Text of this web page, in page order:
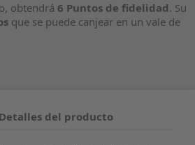
obtendrá 6 Puntos de fidelidad. Su
que se puede canjear en un vale de
Detalles del producto